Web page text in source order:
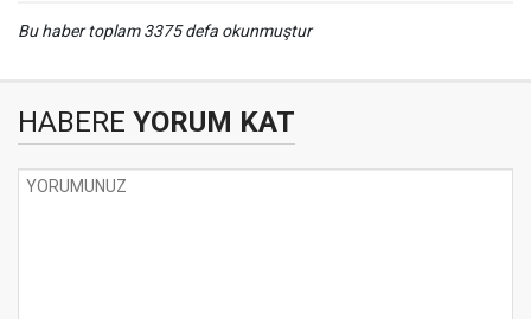
Bu haber toplam 3375 defa okunmuştur
HABERE YORUM KAT